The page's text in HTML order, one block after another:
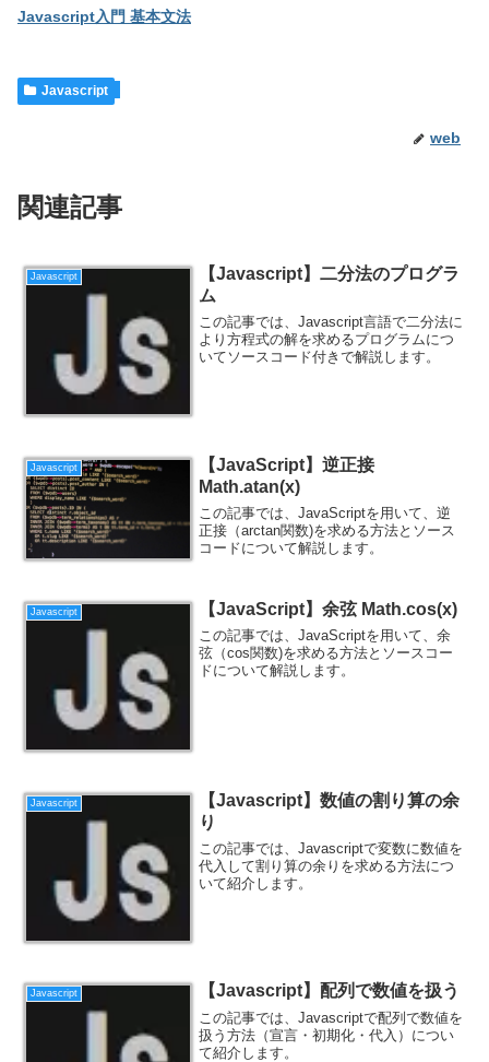
Javascript入門 基本文法
Javascript
web
関連記事
Javascript
【Javascript】二分法のプログラ
ム
この記事では、Javascript言語で二分法に
より方程式の解を求めるプログラムにつ
いてソースコード付きで解説します。
Javascript
【JavaScript】逆正接
Math.atan(x)
この記事では、JavaScriptを用いて、逆
正接（arctan関数)を求める方法とソース
コードについて解説します。
Javascript 【JavaScript】余弦 Math.cos(x)
この記事では、JavaScriptを用いて、余
弦（cos関数)を求める方法とソースコー
ドについて解説します。
Javascript
【Javascript】数値の割り算の余
り
この記事では、Javascriptで変数に数値を
代入して割り算の余りを求める方法につ
いて紹介します。
Javascript 【Javascript】配列で数値を扱う
この記事では、Javascriptで配列で数値を
扱う方法（宣言・初期化・代入）につい
て紹介します。